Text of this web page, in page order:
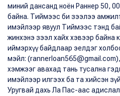
миний дансанд ноён Раннер 50,
байна. Тиймээс би зээлээ
имэйлээр явуул Тиймээс тэнд
жинхэнэ зээл хайх хэвээр байна
иймэрхүү байдлаар эелдэг
мэйл: (rannerloan565@gmail.com),
хэмжээг авахад тань тусална
имэйлээр илгээх ба та хийсэн
Уругвай дахь Ла Пас-аас адислал